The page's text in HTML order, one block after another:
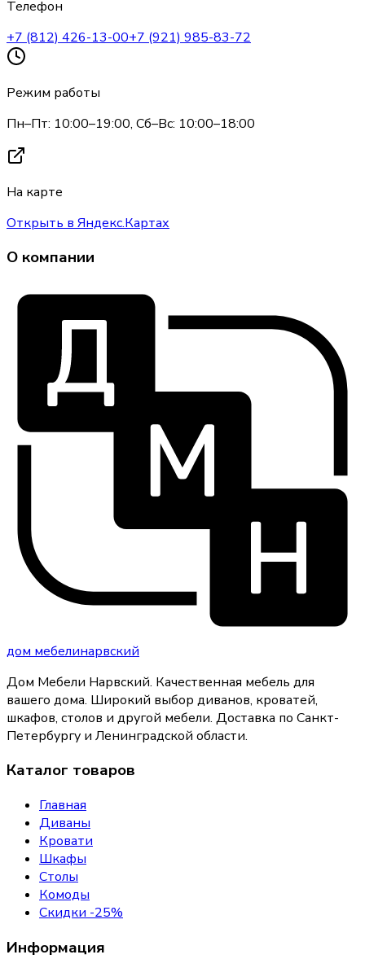
Телефон
+7 (812) 426-13-00+7 (921) 985-83-72
Режим работы
Пн–Пт: 10:00–19:00, Сб–Вс: 10:00–18:00
На карте
Открыть в Яндекс.Картах
О компании
дом мебелинарвский
Дом Мебели Нарвский. Качественная мебель для
вашего дома. Широкий выбор диванов, кроватей,
шкафов, столов и другой мебели. Доставка по Санкт-
Петербургу и Ленинградской области.
Каталог товаров
Главная
Диваны
Кровати
Шкафы
Столы
Комоды
Скидки -25%
Информация